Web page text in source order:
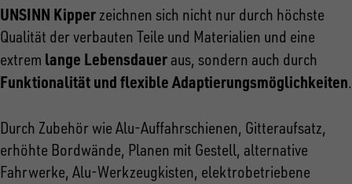
UNSINN Kipperzeichnen sich nicht nur durch höchste
Qualität der verbauten Teile und Materialien und eine
extrem lange Lebensdauer aus, sondern auch durch
Funktionalität und flexible Adaptierungsmöglichkeiten.
Durch Zubehör wie Alu-Auffahrschienen, Gitteraufsatz,
erhöhte Bordwände, Planen mit Gestell, alternative
Fahrwerke, Alu-Werkzeugkisten, elektrobetriebene